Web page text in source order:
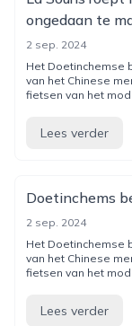
ongedaan te
2 sep. 2024
Het Doetinchemse
van het Chinese
fietsen van het
Lees verder
Doetinchems
2 sep. 2024
Het Doetinchemse
van het Chinese
fietsen van het
Lees verder